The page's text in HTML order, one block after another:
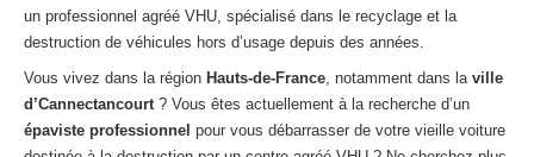
CENTREVHU AGRÉE
Centreagréé VHU Paris 75 : casse auto avec destruction
Centreagréé VHU 77 : casse auto avec destruction
un professionnel agréé VHU, spécialisé dans le recyclage et la
destruction de véhicules hors d’usage depuis des années.
Vous vivez dans la région Hauts-de-France, notamment dans la ville
d’Cannectancourt? Vous êtes actuellement à la recherche d’un
épaviste professionnel pour vous débarrasser de votre vieille voiture